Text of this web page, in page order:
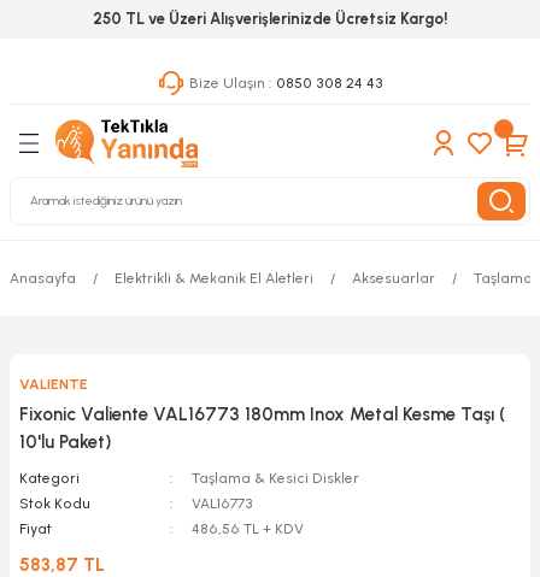
250 TL ve Üzeri Alışverişlerinizde Ücretsiz Kargo!
Bize Ulaşın : 0850 308 24 43
Geri Dön
Geri Dön
& Nalburiye
Grubu
Dolapları
Aletleri
Geri Dön
Anasayfa Elektrikli & Mekanik El Aletleri Aksesuarlar Taşlama
VALIENTE
Fixonic Valiente VAL16773 180mm Inox Metal Kesme Taşı (
10'lu Paket)
Kategori
Taşlama & Kesici Diskler
Stok Kodu
VAL16773
Fiyat
486,56 TL + KDV
583,87 TL